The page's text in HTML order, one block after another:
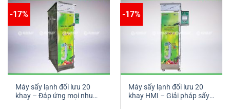
-17%
Máy sấy lạnh đối lưu 20
khay – Đáp ứng mọi nhu
-17%
Máy sấy lạnh đối lưu 20
khay HMI – Giải pháp sấy